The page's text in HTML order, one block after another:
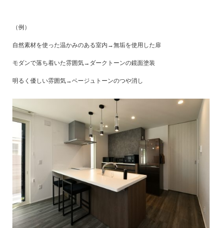
（例）
自然素材を使った温かみのある室内→無垢を使用した扉
モダンで落ち着いた雰囲気→ダークトーンの鏡面塗装
明るく優しい雰囲気→ベージュトーンのつや消し